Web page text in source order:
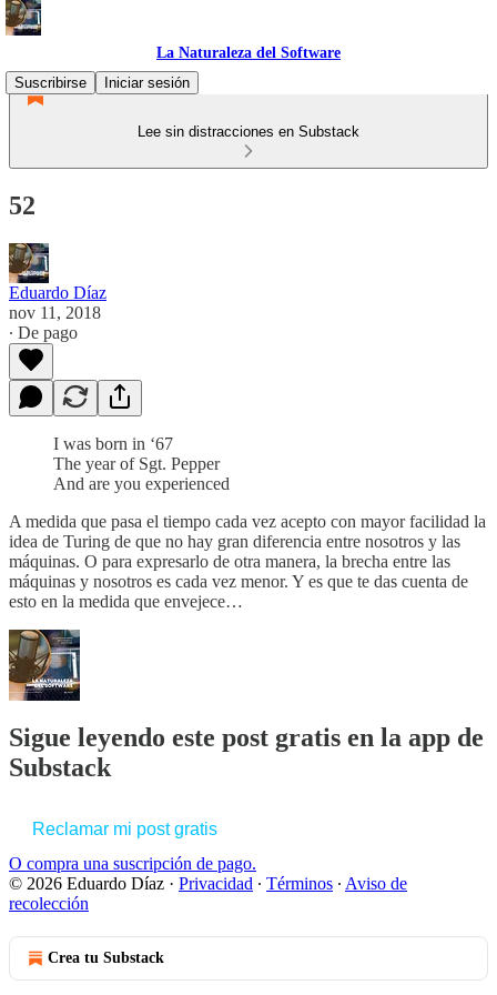
La Naturaleza del Software
Suscribirse
Iniciar sesión
Lee sin distracciones en Substack
52
Eduardo Díaz
nov 11, 2018
∙ De pago
I was born in ‘67
The year of Sgt. Pepper
And are you experienced
A medida que pasa el tiempo cada vez acepto con mayor facilidad la
idea de Turing de que no hay gran diferencia entre nosotros y las
máquinas. O para expresarlo de otra manera, la brecha entre las
máquinas y nosotros es cada vez menor. Y es que te das cuenta de
esto en la medida que envejece…
Sigue leyendo este post gratis en la app de
Substack
Reclamar mi post gratis
O compra una suscripción de pago.
© 2026 Eduardo Díaz · Privacidad ∙ Términos ∙ Aviso de
recolección
Crea tu Substack